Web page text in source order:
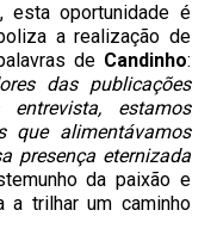
, esta oportunidade é
a realização de
de Candinho:
das publicações
estamos
que alimentávamos
presença eternizada
da paixão e
a trilhar um caminho